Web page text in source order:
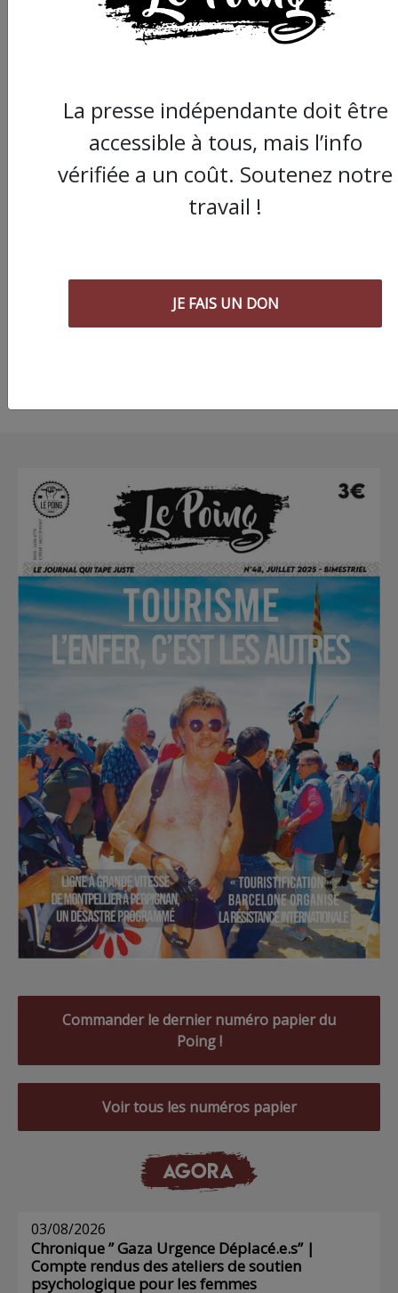
Cette semaine dans
l'Aude, le Gard et le
de la maternité de
Ganges
Commander le dernier numéro papier du
Poing !
Voir tous les numéros papier
AGORA
03/08/2026
Chronique ” Gaza Urgence Déplacé.e.s” |
Compte rendus des ateliers de soutien
psychologique pour les femmes
La presse indépendante doit être
accessible à tous, mais l’info
vérifiée a un coût. Soutenez notre
travail !
JE FAIS UN DON